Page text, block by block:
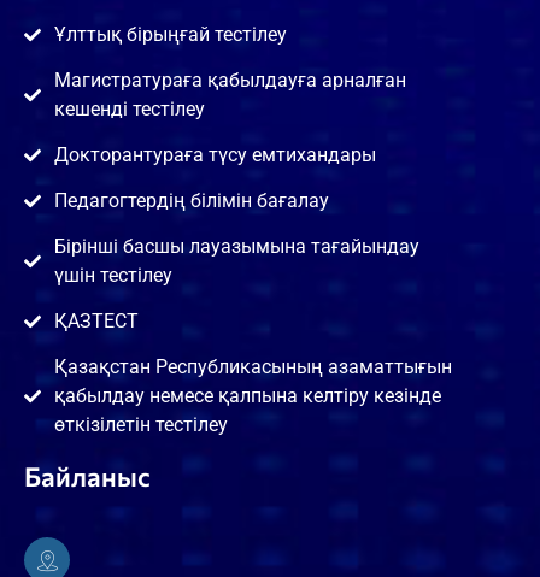
Ұлттық бірыңғай тестілеу
Магистратураға қабылдауға арналған
кешенді тестілеу
Докторантураға түсу емтихандары
Педагогтердің білімін бағалау
Бірінші басшы лауазымына тағайындау
үшін тестілеу
ҚАЗТЕСТ
Қазақстан Республикасының азаматтығын
қабылдау немесе қалпына келтіру кезінде
өткізілетін тестілеу
Байланыс